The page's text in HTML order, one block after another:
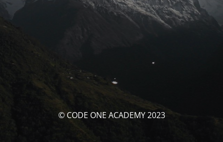
© CODE ONE ACADEMY 2023